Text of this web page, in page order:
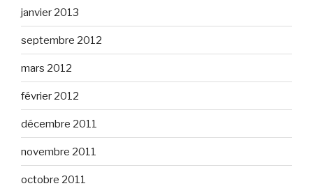
janvier 2013
septembre 2012
mars 2012
février 2012
décembre 2011
novembre 2011
octobre 2011